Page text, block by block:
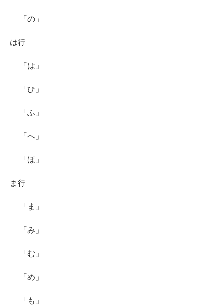
「の」
は行
「は」
「ひ」
「ふ」
「へ」
「ほ」
ま行
「ま」
「み」
「む」
「め」
「も」